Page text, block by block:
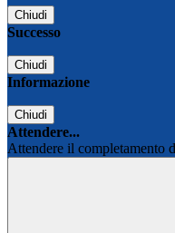
Chiudi
Successo
Chiudi
Informazione
Chiudi
Attendere...
Attendere il completamento